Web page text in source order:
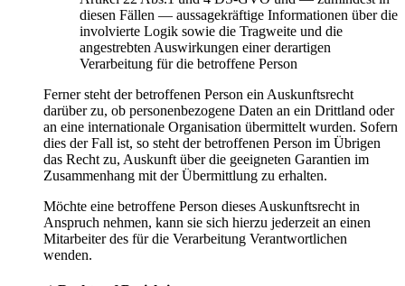
diesen Fällen — aussagekräftige Informationen über die
involvierte Logik sowie die Tragweite und die
angestrebten Auswirkungen einer derartigen
Verarbeitung für die betroffene Person
Ferner steht der betroffenen Person ein Auskunftsrecht
darüber zu, ob personenbezogene Daten an ein Drittland oder
an eine internationale Organisation übermittelt wurden. Sofern
dies der Fall ist, so steht der betroffenen Person im Übrigen
das Recht zu, Auskunft über die geeigneten Garantien im
Zusammenhang mit der Übermittlung zu erhalten.
Möchte eine betroffene Person dieses Auskunftsrecht in
Anspruch nehmen, kann sie sich hierzu jederzeit an einen
Mitarbeiter des für die Verarbeitung Verantwortlichen
wenden.